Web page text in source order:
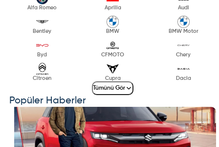
Alfa Romeo Aprilia Audi
Bentley BMW BMW Motor
Byd CFMOTO Chery
Citroen Cupra Dacia
Tümünü Gör
Popüler Haberler